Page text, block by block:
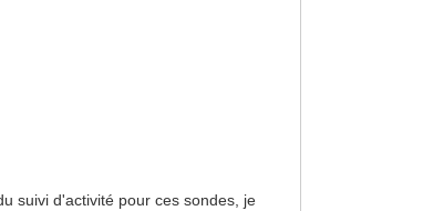
suivi d'activité pour ces sondes, je